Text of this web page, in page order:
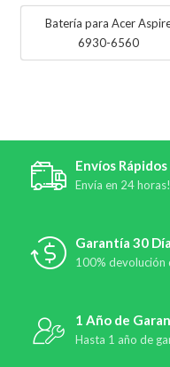
Batería para Acer
6930-6560
Envíos Rápidos
Envía en 24 horas!
Garantía 30
100% devolución
1 Año de
Hasta 1 año de